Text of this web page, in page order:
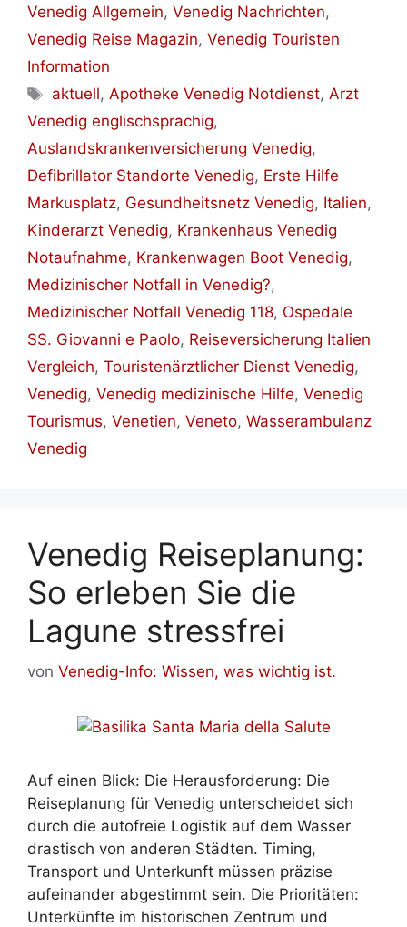
Venedig Allgemein, Venedig Nachrichten,
Venedig Reise Magazin, Venedig Touristen
Information
Schlagwörter
aktuell,Apotheke Venedig Notdienst,Arzt
Venedig englischsprachig,
Auslandskrankenversicherung Venedig,
Defibrillator Standorte Venedig, Erste Hilfe
Markusplatz, Gesundheitsnetz Venedig, Italien,
Kinderarzt Venedig, Krankenhaus Venedig
Notaufnahme, Krankenwagen Boot Venedig,
Medizinischer Notfall in Venedig?,
Medizinischer Notfall Venedig 118, Ospedale
SS. Giovanni e Paolo, Reiseversicherung Italien
Vergleich, Touristenärztlicher Dienst Venedig,
Venedig, Venedig medizinische Hilfe, Venedig
Tourismus, Venetien, Veneto, Wasserambulanz
Venedig
Venedig Reiseplanung:
So erleben Sie die
Lagune stressfrei
von Venedig-Info: Wissen, was wichtig ist.
Auf einen Blick: Die Herausforderung: Die
Reiseplanung für Venedig unterscheidet sich
durch die autofreie Logistik auf dem Wasser
drastisch von anderen Städten. Timing,
Transport und Unterkunft müssen präzise
aufeinander abgestimmt sein. Die Prioritäten:
Unterkünfte im historischen Zentrum und